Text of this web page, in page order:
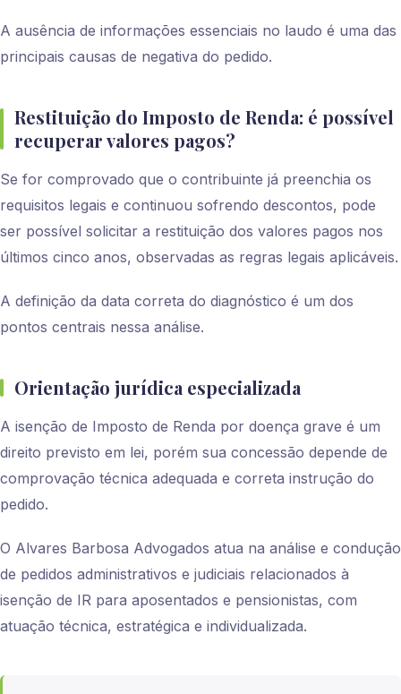
A ausência de informações essenciais no laudo é uma das
principais causas de negativa do pedido.
Restituição do Imposto de Renda: é possível
recuperar valores pagos?
Se for comprovado que o contribuinte já preenchia os
requisitos legais e continuou sofrendo descontos, pode
ser possível solicitar a restituição dos valores pagos nos
últimos cinco anos, observadas as regras legais aplicáveis.
A definição da data correta do diagnóstico é um dos
pontos centrais nessa análise.
Orientação jurídica especializada
A isenção de Imposto de Renda por doença grave é um
direito previsto em lei, porém sua concessão depende de
comprovação técnica adequada e correta instrução do
pedido.
O Alvares Barbosa Advogados atua na análise e condução
de pedidos administrativos e judiciais relacionados à
isenção de IR para aposentados e pensionistas, com
atuação técnica, estratégica e individualizada.